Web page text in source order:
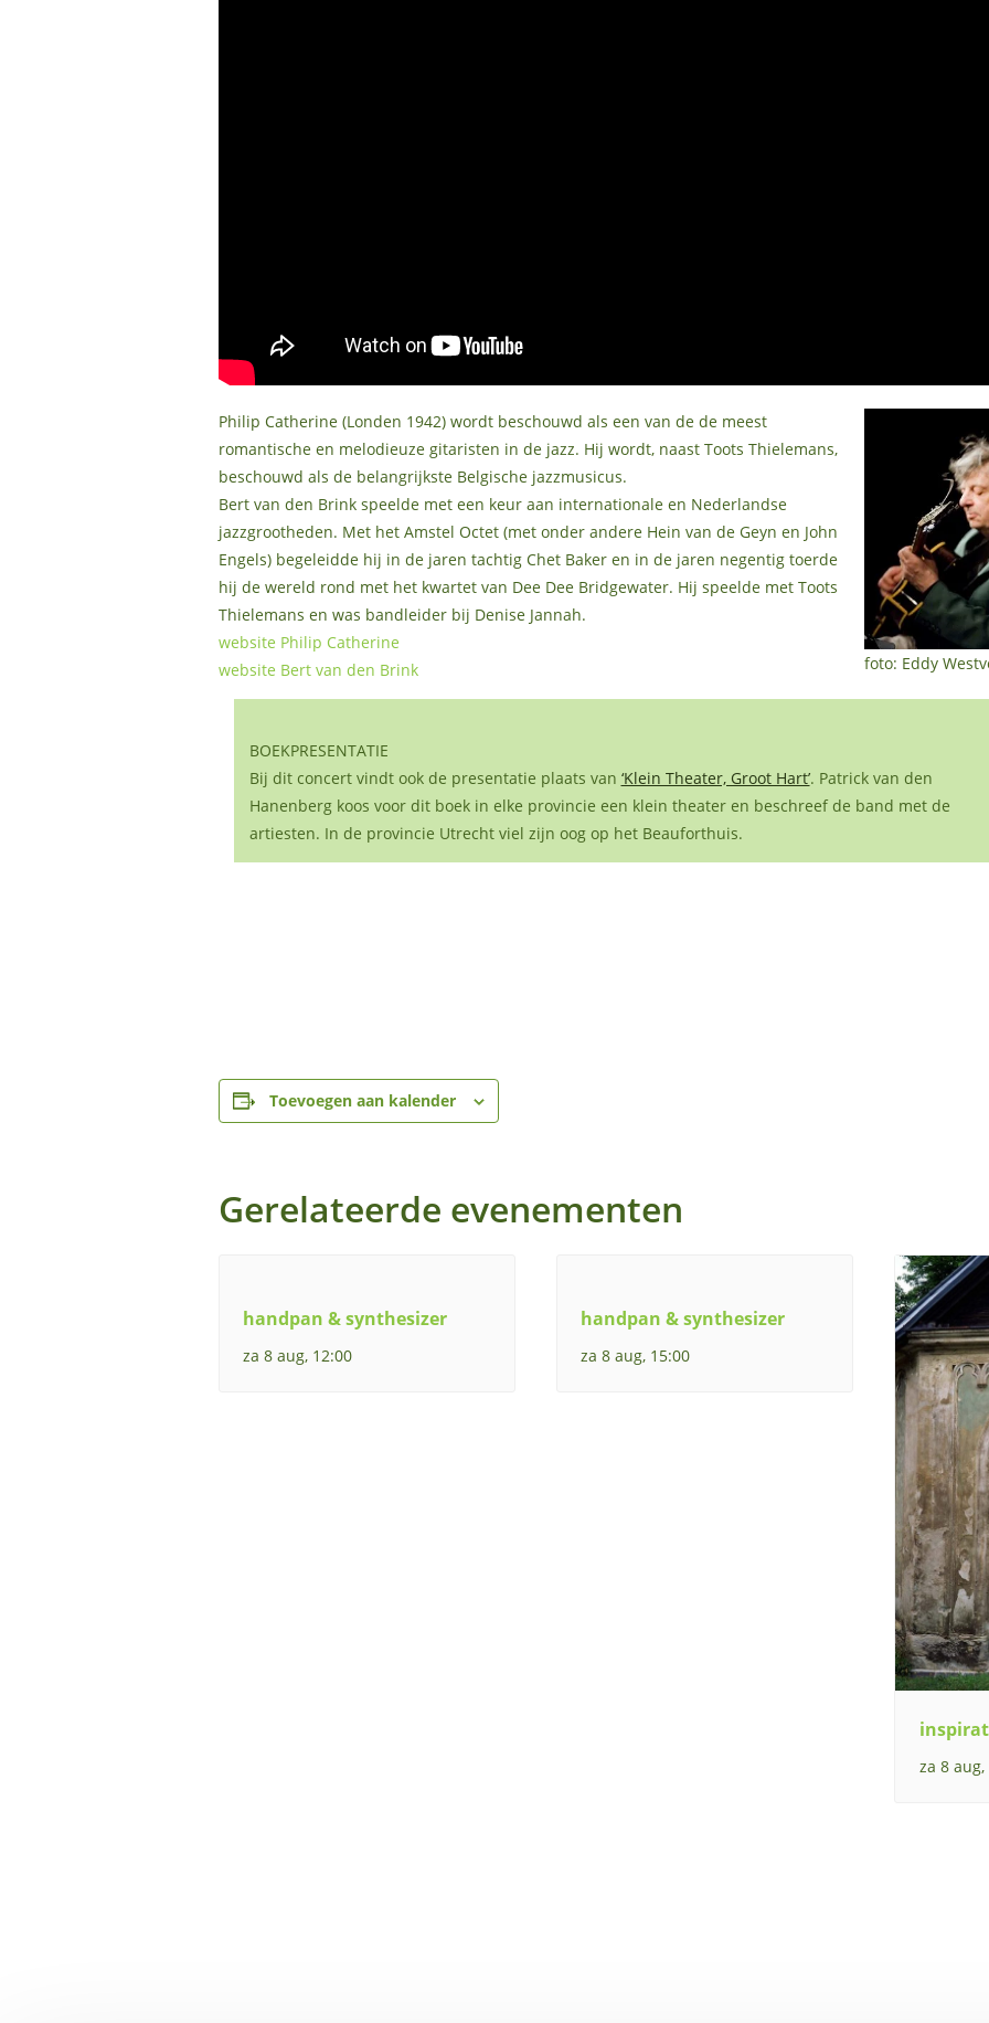
foto: Eddy
Philip Catherine (Londen 1942) wordt beschouwd als een van de de meest
romantische en melodieuze gitaristen in de jazz. Hij wordt, naast Toots Thielemans,
beschouwd als de belangrijkste Belgische jazzmusicus.
Bert van den Brink speelde met een keur aan internationale en Nederlandse
jazzgrootheden. Met het Amstel Octet (met onder andere Hein van de Geyn en John
Engels) begeleidde hij in de jaren tachtig Chet Baker en in de jaren negentig toerde
hij de wereld rond met het kwartet van Dee Dee Bridgewater. Hij speelde met Toots
Thielemans en was bandleider bij Denise Jannah.
website Philip Catherine
website Bert van den Brink
BOEKPRESENTATIE
Bij dit concert vindt ook de presentatie plaats van ‘Klein Theater, Groot Hart’. Patrick van den
Hanenberg koos voor dit boek in elke provincie een klein theater en beschreef de band met de
artiesten. In de provincie Utrecht viel zijn oog op het Beauforthuis.
Toevoegen aan kalender
Gerelateerde evenementen
handpan & synthesizer
za 8 aug, 12:00
handpan & synthesizer
za 8 aug, 15:00
za 8 aug,